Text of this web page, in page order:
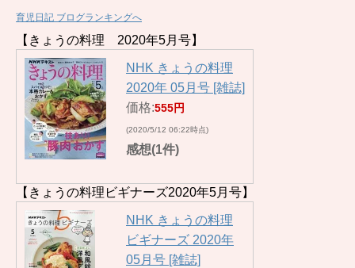
育児日記 ブログランキングへ
【きょうの料理 2020年5月号】
NHK きょうの料理
2020年 05月号 [雑誌]
価格:555円
(2020/5/12 06:22時点)
感想(1件)
【きょうの料理ビギナーズ2020年5月号】
NHK きょうの料理
ビギナーズ 2020年
05月号 [雑誌]